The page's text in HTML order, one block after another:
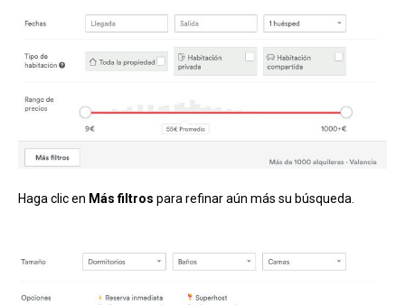
Haga clic en Más filtros para refinar aún más su búsqueda.